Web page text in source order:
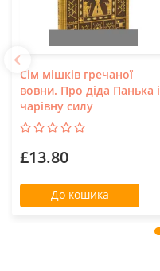
Сім мішків гречаної
вовни. Про діда Панька і
чарівну силу
£13.80
До кошика